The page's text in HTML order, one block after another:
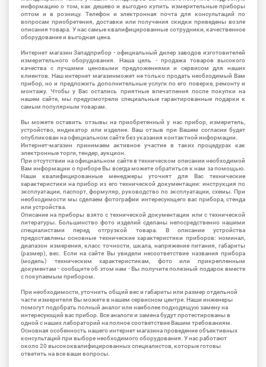
информацию о том, как дешево и выгодно купить измерительные приборы
оптом и в розницу. Телефон и электронная почта для консультаций по
вопросам приобретения, доставки или получения скидки приведены возле
описания товара. У нас самые квалифицированные сотрудники, качественное
оборудование и выгодная цена.
Интернет магазин Западприбор - официальный дилер заводов изготовителей
измерительного оборудования. Наша цель - продажа товаров высокого
качества с лучшими ценовыми предложениями и сервисом для наших
клиентов. Наш интернет магазинможет не только продать необходимый Вам
прибор, но и предложить дополнительные услуги по его поверке, ремонту и
монтажу. Чтобы у Вас остались приятные впечатления после покупки на
нашем сайте, мы предусмотрели специальные гарантированные подарки к
самым популярным товарам.
Вы можете оставить отзывы на приобретенный у нас прибор, измеритель,
устройство, индикатор или изделие. Ваш отзыв при Вашем согласии будет
опубликован на официальном сайте без указания контактной информации.
Интернет-магазин принимаем активное участие в таких процедурах как
электронные торги, тендер, аукцион.
При отсутствии на официальном сайте в техническом описании необходимой
Вам информации о приборе Вы всегда можете обратиться к нам за помощью.
Наши квалифицированные менеджеры уточнят для Вас технические
характеристики на прибор из его технической документации: инструкция по
эксплуатации, паспорт, формуляр, руководство по эксплуатации, схемы. При
необходимости мы сделаем фотографии интересующего вас прибора, стенда
или устройства.
Описание на приборы взято с технической документации или с технической
литературы. Большинство фото изделий сделаны непосредственно нашими
специалистами перед отгрузкой товара. В описании устройства
предоставлены основные технические характеристики приборов: номинал,
диапазон измерения, класс точности, шкала, напряжение питания, габариты
(размер), вес. Если на сайте Вы увидели несоответствие названия прибора
(модель) техническим характеристикам, фото или прикрепленным
документам - сообщите об этом нам - Вы получите полезный подарок вместе
с покупаемым прибором.
При необходимости, уточнить общий вес и габариты или размер отдельной
части измерителя Вы можете в нашем сервисном центре. Наши инженеры
помогут подобрать полный аналог или наиболее подходящую замену на
интересующий вас прибор. Все аналоги и замена будут протестированы в
одной с наших лабораторий на полное соответствие Вашим требованиям.
Основная особенность нашего интернет магазина проведение объективных
консультаций при выборе необходимого оборудования. У нас работают
около 20 высококвалифицированных специалистов, которые готовы
ответить на все ваши вопросы.